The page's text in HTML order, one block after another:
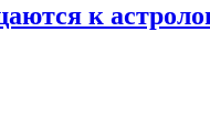
к